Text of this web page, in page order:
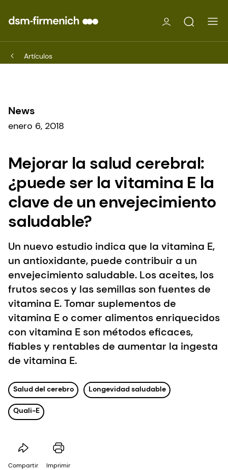
Artículos
News
enero 6, 2018
Mejorar la salud cerebral:
¿puede ser la vitamina E la
clave de un envejecimiento
saludable?
Un nuevo estudio indica que la vitamina E,
un antioxidante, puede contribuir a un
envejecimiento saludable. Los aceites, los
frutos secos y las semillas son fuentes de
vitamina E. Tomar suplementos de
vitamina E o comer alimentos enriquecidos
con vitamina E son métodos eficaces,
fiables y rentables de aumentar la ingesta
de vitamina E.
Salud del cerebro Longevidad saludable
Quali-E
Compartir Imprimir